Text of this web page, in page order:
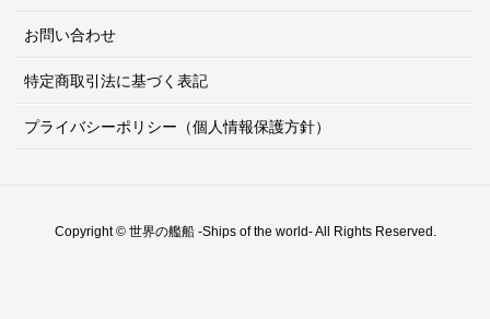
お問い合わせ
特定商取引法に基づく表記
プライバシーポリシー（個人情報保護方針）
Copyright © 世界の艦船 -Ships of the world- All Rights Reserved.